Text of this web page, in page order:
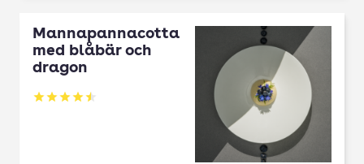
Mannapannacotta
med blåbär och
dragon
Betyg: 4.5 av 5